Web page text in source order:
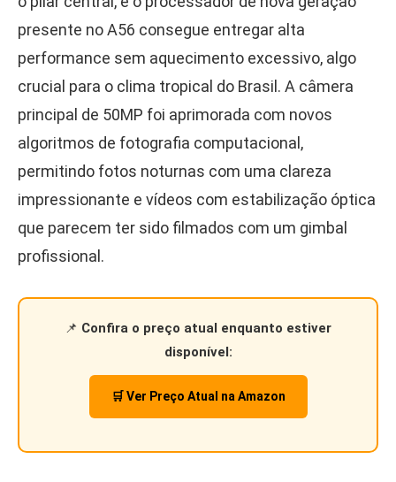
presente no A56 consegue entregar alta
performance sem aquecimento excessivo, algo
crucial para o clima tropical do Brasil. A câmera
principal de 50MP foi aprimorada com novos
algoritmos de fotografia computacional,
permitindo fotos noturnas com uma clareza
impressionante e vídeos com estabilização óptica
que parecem ter sido filmados com um gimbal
profissional.
📌 Confira o preço atual enquanto estiver
disponível:
🛒 Ver Preço Atual na Amazon